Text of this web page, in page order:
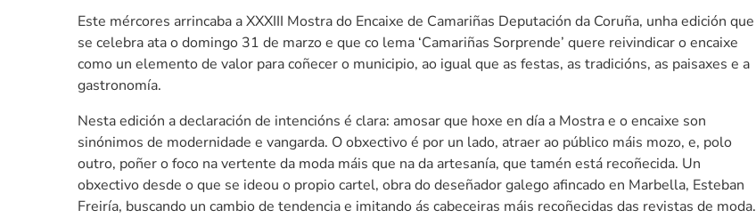
Este mércores arrincaba a XXXIII Mostra do Encaixe de Camariñas Deputación da Coruña, unha edición que
se celebra ata o domingo 31 de marzo e que co lema ‘Camariñas Sorprende’ quere reivindicar o encaixe
como un elemento de valor para coñecer o municipio, ao igual que as festas, as tradicións, as paisaxes e a
gastronomía.
Nesta edición a declaración de intencións é clara: amosar que hoxe en día a Mostra e o encaixe son
sinónimos de modernidade e vangarda. O obxectivo é por un lado, atraer ao público máis mozo, e, polo
outro, poñer o foco na vertente da moda máis que na da artesanía, que tamén está recoñecida. Un
obxectivo desde o que se ideou o propio cartel, obra do deseñador galego afincado en Marbella, Esteban
Freiría, buscando un cambio de tendencia e imitando ás cabeceiras máis recoñecidas das revistas de moda.